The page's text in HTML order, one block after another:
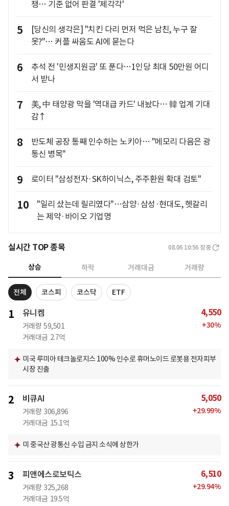
쟁… 기준 없어 판결 '제각각'
5
[당신의 생각은] "치킨 다리 먼저 먹은 남친, 누구 잘
못?"… 커플 싸움도 AI에 묻는다
6
추석 전 '민생지원금' 또 푼다…1인당 최대 50만원 어디
서 받나
7
美, 中 태양광 막을 '역대급 카드' 내놨다… 韓 업계 기대
감↑
8
반도체 공장 통째 인수하는 노키아… "메모리 다음은 광
통신 병목"
9 로이터 "삼성전자·SK하이닉스, 주주환원 확대 검토"
10
"일리 샀는데 릴리였다"…삼양·삼성·현대도, 헷갈리
는 제약·바이오 기업명
실시간 TOP 종목 08.06 10:56 장중
상승 하락 거래대금 거래량
전체 코스피 코스닥 ETF
1 유니켐
거래량 59,501
거래대금 2.7억
4,550
+30%
미국 루미아 테크놀로지스 100% 인수로 휴머노이드 로봇용 전자피부
시장 진출
2 비큐AI
거래량 306,896
거래대금 15.1억
5,050
+29.99%
미 중국산 광통신 수입 금지 소식에 상한가
3 피앤에스로보틱스
거래량 325,268
거래대금 19.5억
6,510
+29.94%